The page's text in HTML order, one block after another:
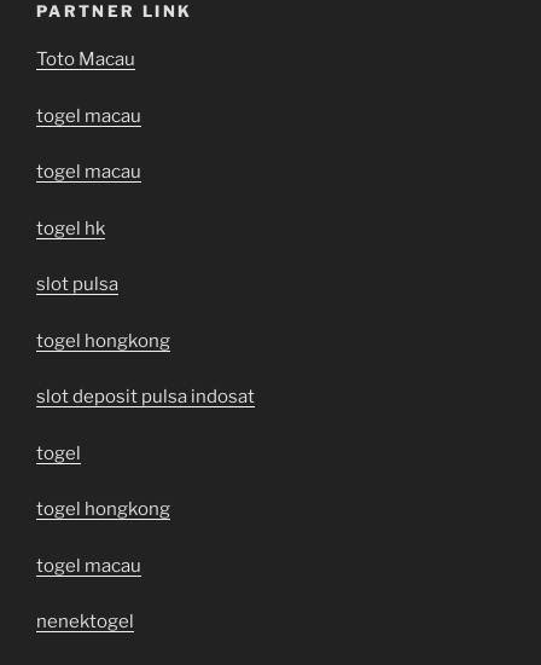
PARTNER LINK
Toto Macau
togel macau
togel macau
togel hk
slot pulsa
togel hongkong
slot deposit pulsa indosat
togel
togel hongkong
togel macau
nenektogel